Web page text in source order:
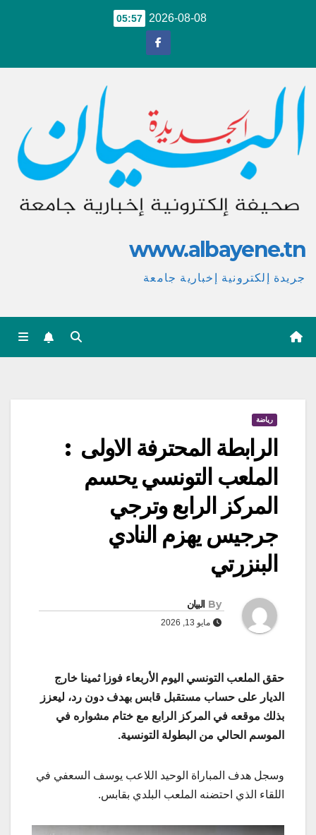
2026-08-08
05:57
www.albayene.tn
جريدة إلكترونية إخبارية جامعة
رياضة
الرابطة المحترفة الاولى :
الملعب التونسي يحسم
المركز الرابع وترجي
جرجيس يهزم النادي
البنزرتي
By البيان
مايو 13, 2026
حقق الملعب التونسي اليوم الأربعاء فوزا ثمينا خارج
الديار على حساب مستقبل قابس بهدف دون رد، ليعزز
بذلك موقعه في المركز الرابع مع ختام مشواره في
الموسم الحالي من البطولة التونسية.
وسجل هدف المباراة الوحيد اللاعب يوسف السعفي في
اللقاء الذي احتضنه الملعب البلدي بقابس.